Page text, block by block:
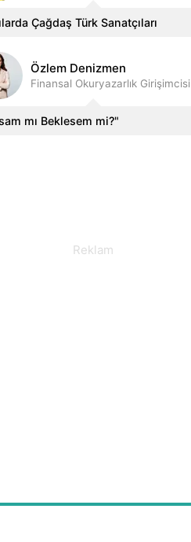
Çağdaş Türk Sanatçıları
Özlem Denizmen
Finansal Okuryazarlık Girişimcisi
mı Beklesem mi?"